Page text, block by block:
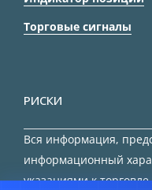
Торговые сигналы
РИСКИ
Вся информация,
информационный
указаниями к